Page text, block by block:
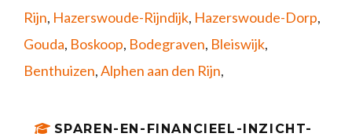
Rijn, Hazerswoude-Rijndijk, Hazerswoude-Dorp,
Gouda, Boskoop, Bodegraven, Bleiswijk,
Benthuizen,Alphen aan den Rijn,
SPAREN-EN-FINANCIEEL-INZICHT-